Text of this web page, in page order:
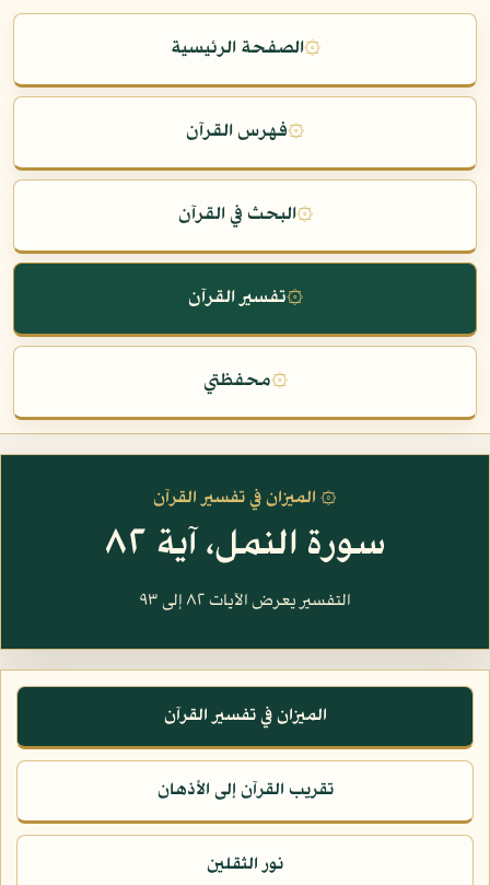
۞الصفحة الرئيسية
۞فهرس القرآن
۞البحث في القرآن
۞تفسير القرآن
۞محفظتي
۞ الميزان في تفسير القرآن
سورة النمل، آية ٨٢
التفسير يعرض الآيات ٨٢ إلى ٩٣
الميزان في تفسير القرآن
تقريب القرآن إلى الأذهان
نور الثقلين